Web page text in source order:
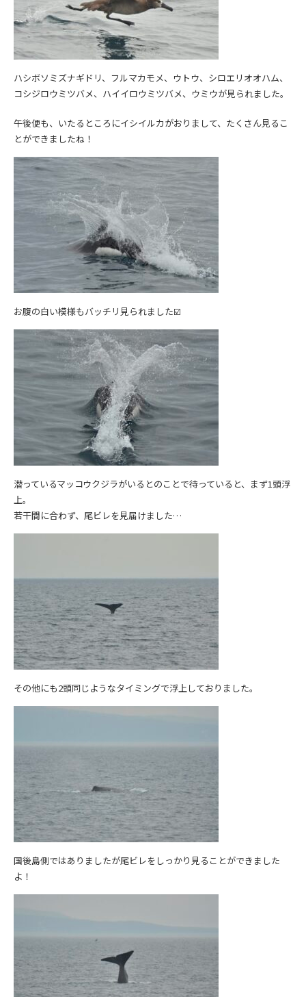
ハシボソミズナギドリ、フルマカモメ、ウトウ、シロエリオオハム、
コシジロウミツバメ、ハイイロウミツバメ、ウミウが見られました。
午後便も、いたるところにイシイルカがおりまして、たくさん見るこ
とができましたね！
お腹の白い模様もバッチリ見られました☑️
潜っているマッコウクジラがいるとのことで待っていると、まず1頭浮
上。
若干間に合わず、尾ビレを見届けました…
その他にも2頭同じようなタイミングで浮上しておりました。
国後島側ではありましたが尾ビレをしっかり見ることができました
よ！